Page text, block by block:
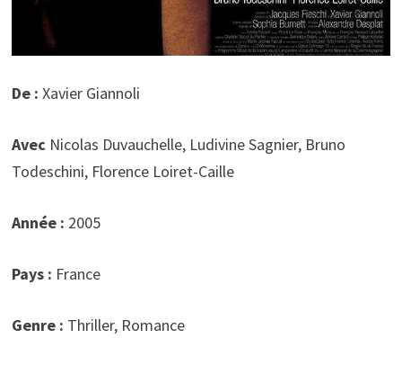
De : Xavier Giannoli
Avec Nicolas Duvauchelle, Ludivine Sagnier, Bruno
Todeschini, Florence Loiret-Caille
Année : 2005
Pays : France
Genre : Thriller, Romance